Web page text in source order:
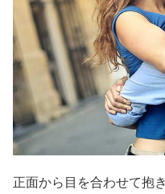
正面から目を合わせて抱